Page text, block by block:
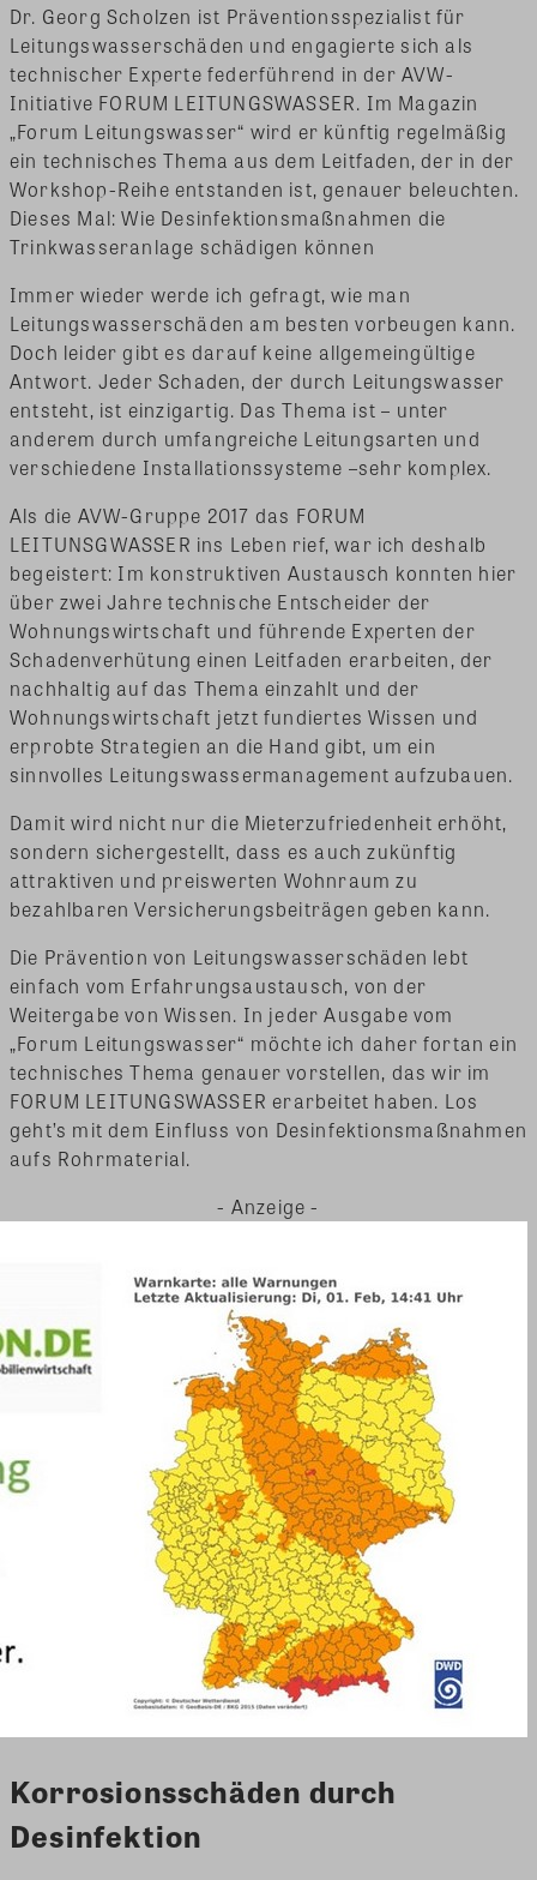
Dr. Georg Scholzen ist Präventionsspezialist für
Leitungswasserschäden und engagierte sich als
technischer Experte federführend in der AVW-
Initiative FORUM LEITUNGSWASSER. Im Magazin
„Forum Leitungswasser“ wird er künftig regelmäßig
ein technisches Thema aus dem Leitfaden, der in der
Workshop-Reihe entstanden ist, genauer beleuchten.
Dieses Mal: Wie Desinfektionsmaßnahmen die
Trinkwasseranlage schädigen können
Immer wieder werde ich gefragt, wie man
Leitungswasserschäden am besten vorbeugen kann.
Doch leider gibt es darauf keine allgemeingültige
Antwort. Jeder Schaden, der durch Leitungswasser
entsteht, ist einzigartig. Das Thema ist – unter
anderem durch umfangreiche Leitungsarten und
verschiedene Installationssysteme –sehr komplex.
Als die AVW-Gruppe 2017 das FORUM
LEITUNSGWASSER ins Leben rief, war ich deshalb
begeistert: Im konstruktiven Austausch konnten hier
über zwei Jahre technische Entscheider der
Wohnungswirtschaft und führende Experten der
Schadenverhütung einen Leitfaden erarbeiten, der
nachhaltig auf das Thema einzahlt und der
Wohnungswirtschaft jetzt fundiertes Wissen und
erprobte Strategien an die Hand gibt, um ein
sinnvolles Leitungswassermanagement aufzubauen.
Damit wird nicht nur die Mieterzufriedenheit erhöht,
sondern sichergestellt, dass es auch zukünftig
attraktiven und preiswerten Wohnraum zu
bezahlbaren Versicherungsbeiträgen geben kann.
Die Prävention von Leitungswasserschäden lebt
einfach vom Erfahrungsaustausch, von der
Weitergabe von Wissen. In jeder Ausgabe vom
„Forum Leitungswasser“ möchte ich daher fortan ein
technisches Thema genauer vorstellen, das wir im
FORUM LEITUNGSWASSER erarbeitet haben. Los
geht’s mit dem Einfluss von Desinfektionsmaßnahmen
aufs Rohrmaterial.
- Anzeige -
Korrosionsschäden durch
Desinfektion